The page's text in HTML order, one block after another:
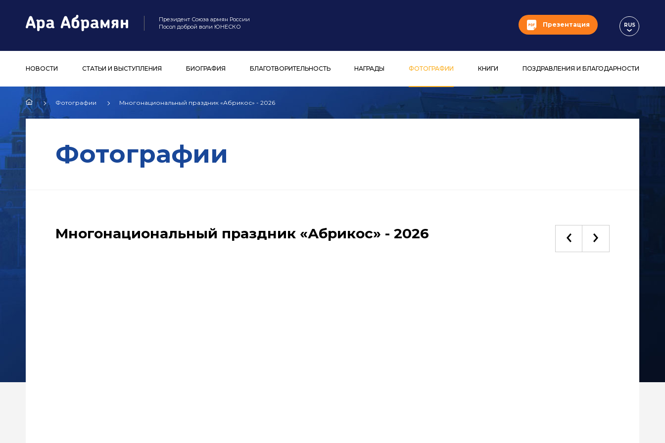
Президент Союза армян России
Посол доброй воли ЮНЕСКО
Презентация RUS
НОВОСТИ СТАТЬИ И ВЫСТУПЛЕНИЯ БИОГРАФИЯ БЛАГОТВОРИТЕЛЬНОСТЬ НАГРАДЫ ФОТОГРАФИИ КНИГИ ПОЗДРАВЛЕНИЯ И БЛАГОДАРНОСТИ
Фотографии Многонациональный праздник «Абрикос» - 2026
Фотографии
Многонациональный праздник «Абрикос» - 2026